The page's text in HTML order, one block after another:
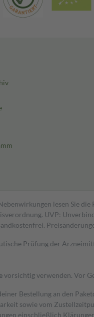
lesen Sie
UVP:
Prüfung der
vorsichtig verwenden. Vor
Bestellung an den
sowie vom
einschließlich